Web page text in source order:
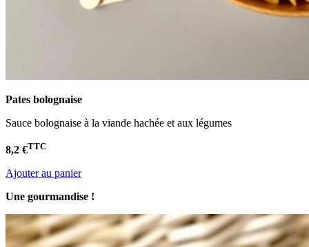
Pates bolognaise
Sauce bolognaise à la viande hachée et aux légumes
8,2 €TTC
Ajouter au panier
Une gourmandise !